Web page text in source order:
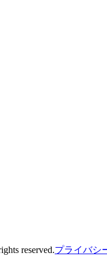
reserved.プライバシ